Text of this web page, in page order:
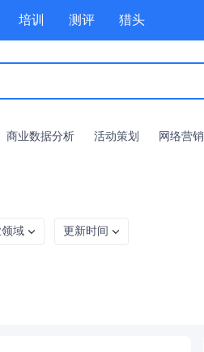
培训 测评 猎头
商业数据分析 活动策划 网络营销
域 更新时间